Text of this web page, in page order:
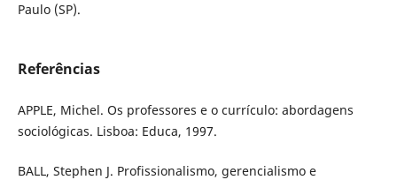
Paulo (SP).
Referências
APPLE, Michel. Os professores e o currículo: abordagens
sociológicas. Lisboa: Educa, 1997.
BALL, Stephen J. Profissionalismo, gerencialismo e